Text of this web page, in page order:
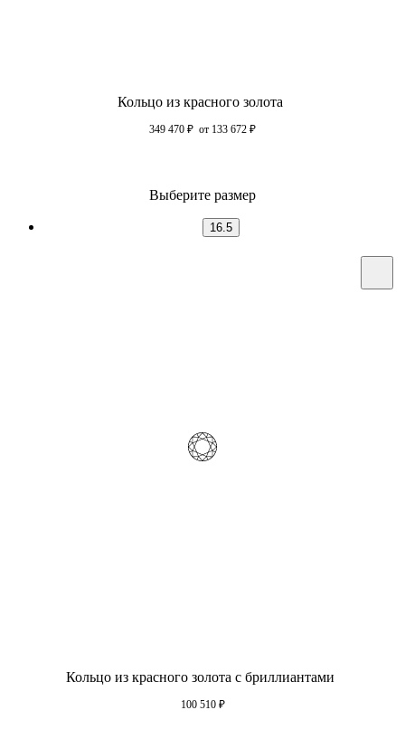
Кольцо из красного золота
349 470 ₽ от 133 672 ₽
Выберите размер
16.5
Кольцо из красного золота с бриллиантами
100 510 ₽